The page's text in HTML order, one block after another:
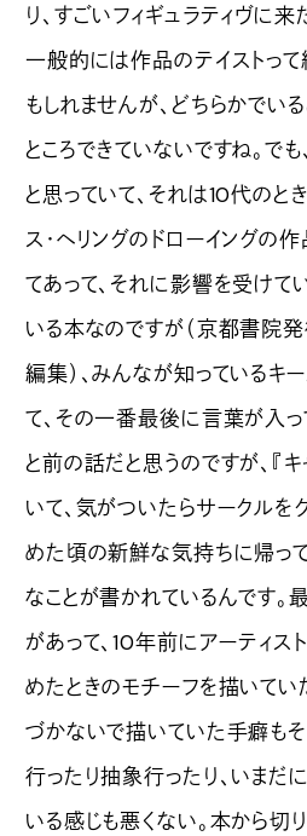
り、すごいフィギュラティヴに来
一般的には作品のテイストっ
もしれませんが、どちらかでい
ところできていないですね。で
と思っていて、それは10代のと
ス・ヘリングのドローイングの
てあって、それに影響を受けて
いる本なのですが（京都書院
編集）、みんなが知っているキー
て、その一番最後に言葉が入っ
と前の話だと思うのですが、『
いて、気がついたらサークルを
めた頃の新鮮な気持ちに帰って
なことが書かれているんです。
があって、10年前にアーティス
めたときのモチーフを描いてい
づかないで描いていた手癖もそ
行ったり抽象行ったり、いまだ
いる感じも悪くない。本から切